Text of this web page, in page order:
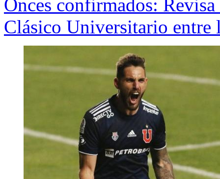
Onces confirmados:
Clásico Universitario entre